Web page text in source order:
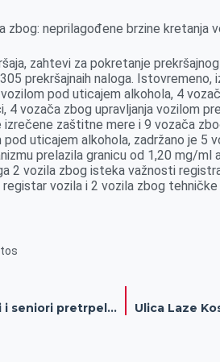
zbog: neprilagođene brzine kretanja
zahtevi za pokretanje
prekršajnaih naloga. Istovremeno,
pod uticajem alkohola, 4
vozača zbog upravljanja vozilom
izrečene zaštitne mere i 9 vozača
uticajem alkohola, zadržano je 5
prelazila granicu od 1,20 mg/ml
2 vozila zbog isteka važnosti
vozila i 2 vozila zbog
Pionirke trijumfovale, a pioniri i seniori pretrpeli poraz!